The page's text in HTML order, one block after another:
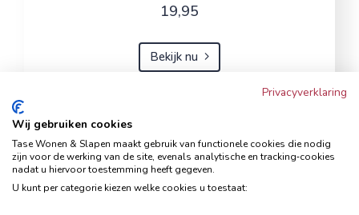
19,95
Bekijk nu
Hoekbank Famanti lichtgrijs
rechts
Hoekbanken
Privacyverklaring
Wij gebruiken cookies
Tase Wonen & Slapen maakt gebruik van functionele cookies die nodig
zijn voor de werking van de site, evenals analytische en tracking‑cookies
nadat u hiervoor toestemming heeft gegeven.
U kunt per categorie kiezen welke cookies u toestaat: